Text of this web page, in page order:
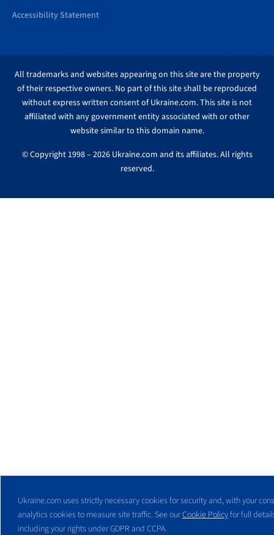
Ukraine.com uses strictly necessary cookies for security and, with your
analytics cookies to measure site traffic. See ourCookie Policyfor full
including your rights under GDPR and CCPA.
Accessibility Statement
All trademarks and websites appearing on this site are the property
of their respective owners. No part of this site shall be reproduced
without express written consent of Ukraine.com. This site is not
affiliated with any government entity associated with or other
website similar to this domain name.
© Copyright 1998 – 2026 Ukraine.com and its affiliates. All rights
reserved.